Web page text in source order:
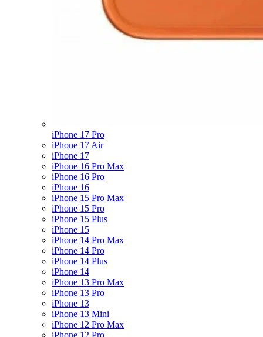
iPhone 17 Pro
iPhone 17 Air
iPhone 17
iPhone 16 Pro Max
iPhone 16 Pro
iPhone 16
iPhone 15 Pro Max
iPhone 15 Pro
iPhone 15 Plus
iPhone 15
iPhone 14 Pro Max
iPhone 14 Pro
iPhone 14 Plus
iPhone 14
iPhone 13 Pro Max
iPhone 13 Pro
iPhone 13
iPhone 13 Mini
iPhone 12 Pro Max